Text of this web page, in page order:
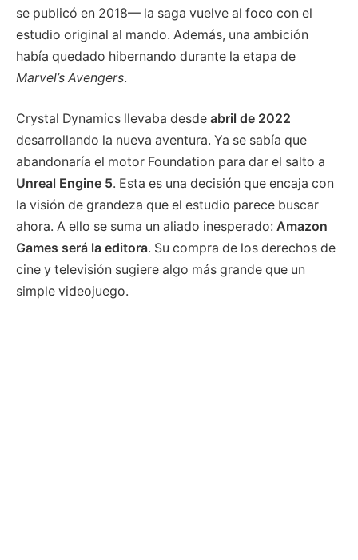
se publicó en 2018— la saga vuelve al foco con el
estudio original al mando. Además, una ambición
había quedado hibernando durante la etapa de
Marvel’s Avengers.
Crystal Dynamics llevaba desde abril de 2022
desarrollando la nueva aventura. Ya se sabía que
abandonaría el motor Foundation para dar el salto a
Unreal Engine 5. Esta es una decisión que encaja con
la visión de grandeza que el estudio parece buscar
ahora. A ello se suma un aliado inesperado: Amazon
Games será la editora. Su compra de los derechos de
cine y televisión sugiere algo más grande que un
simple videojuego.